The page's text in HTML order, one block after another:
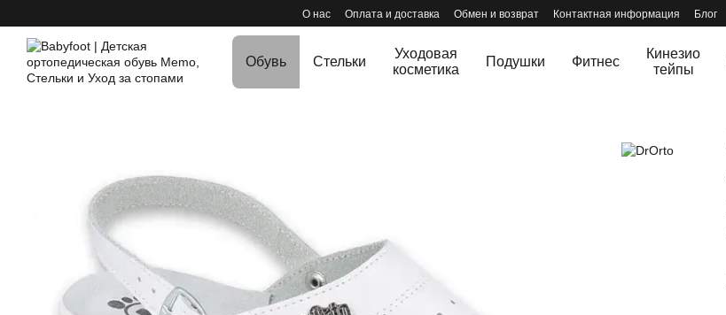
О нас Оплата и доставка Обмен и возврат Контактная информация Блог
Обувь Стельки
Уходовая
косметика
Подушки Фитнес
Кинезио
тейпы